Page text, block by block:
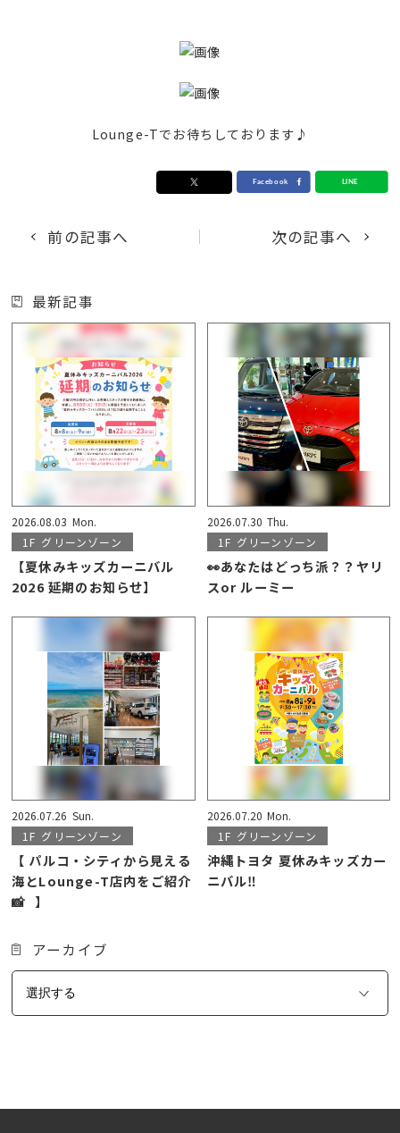
Lounge-Tでお待ちしております♪
前の記事へ 次の記事へ
最新記事
2026.08.03 Mon.
1F グリーンゾーン
【夏休みキッズカーニバル
2026 延期のお知らせ】
2026.07.30 Thu.
1F グリーンゾーン
👀あなたはどっち派？？ヤリ
スor ルーミー
2026.07.26 Sun.
1F グリーンゾーン
【 パルコ・シティから見える
海とLounge-T店内をご紹介
📸⠀】
2026.07.20 Mon.
1F グリーンゾーン
沖縄トヨタ 夏休みキッズカー
ニバル‼️
アーカイブ